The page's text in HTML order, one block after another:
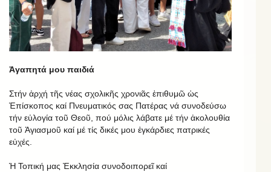
Ἀγαπητά μου παιδιά
Στήν ἀρχή τῆς νέας σχολικῆς χρονιᾶς ἐπιθυμῶ ὡς
Ἐπίσκοπος καί Πνευματικός σας Πατέρας νά συνοδεύσω
τήν εὐλογία τοῦ Θεοῦ, πού μόλις λάβατε μέ τήν ἀκολουθία
τοῦ Ἁγιασμοῦ καί μέ τίς δικές μου ἐγκάρδιες πατρικές
εὐχές.
Ἡ Τοπική μας Ἐκκλησία συνοδοιπορεῖ καί